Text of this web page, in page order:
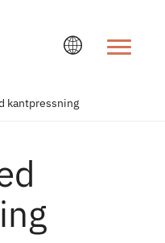
kantpressning